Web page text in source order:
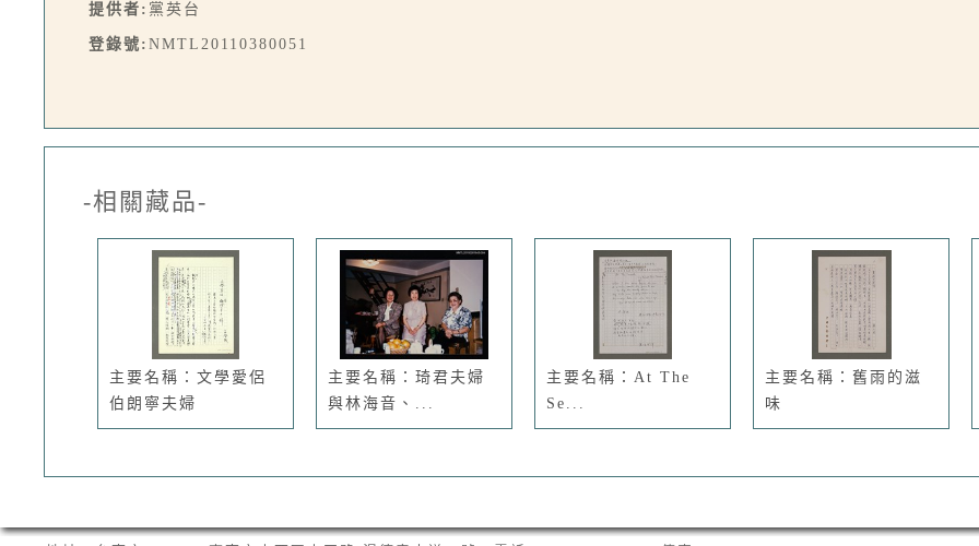
提供者: 黨英台
登錄號: NMTL20110380051
-相關藏品-
主要名稱：文學愛侶
伯朗寧夫婦
主要名稱：琦君夫婦
與林海音、...
主要名稱：At The
Se...
主要名稱：舊雨的滋
味